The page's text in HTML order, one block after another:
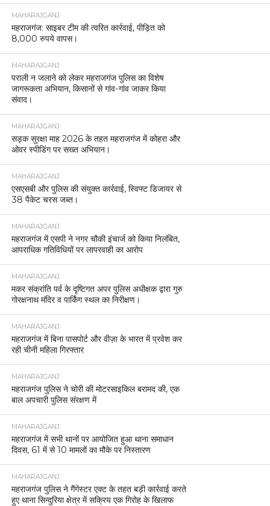
MAHARAJGANJ
महराजगंज: साइबर टीम की त्वरित कार्रवाई, पीड़ित को
8,000 रुपये वापस।
MAHARAJGANJ
पराली न जलाने को लेकर महराजगंज पुलिस का विशेष
जागरूकता अभियान, किसानों से गांव-गांव जाकर किया
संवाद।
MAHARAJGANJ
सड़क सुरक्षा माह 2026 के तहत महराजगंज में कोहरा और
ओवर स्पीडिंग पर सख्त अभियान।
MAHARAJGANJ
एसएसबी और पुलिस की संयुक्त कार्रवाई, स्विफ्ट डिजायर से
38 पैकेट चरस जब्त।
MAHARAJGANJ
महराजगंज में एसपी ने नगर चौकी इंचार्ज को किया निलंबित,
आपराधिक गतिविधियों पर लापरवाही का आरोप
MAHARAJGANJ
मकर संक्रांति पर्व के दृष्टिगत अपर पुलिस अधीक्षक द्वारा गुरु
गोरक्षनाथ मंदिर व पार्किंग स्थल का निरीक्षण।
MAHARAJGANJ
महराजगंज में बिना पासपोर्ट और वीज़ा के भारत में प्रवेश कर
रही चीनी महिला गिरफ्तार
MAHARAJGANJ
महराजगंज पुलिस ने चोरी की मोटरसाइकिल बरामद की, एक
बाल अपचारी पुलिस संरक्षण में
MAHARAJGANJ
महराजगंज में सभी थानों पर आयोजित हुआ थाना समाधान
दिवस, 61 में से 10 मामलों का मौके पर निस्तारण
MAHARAJGANJ
महराजगंज पुलिस ने गैंगेस्टर एक्ट के तहत बड़ी कार्रवाई करते
हुए थाना सिन्दुरिया क्षेत्र में सक्रिय एक गिरोह के खिलाफ